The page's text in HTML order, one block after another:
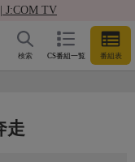
J:COM TV
CS番組一覧 番組表
検索
走